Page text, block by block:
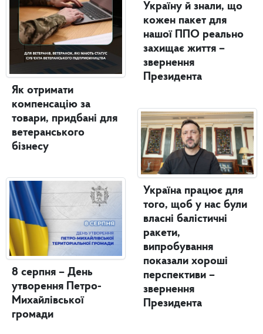
Як отримати
компенсацію за
товари, придбані для
ветеранського
бізнесу
8 серпня – День
утворення Петро-
Михайлівської
громади
Україну й знали, що
кожен пакет для
нашої ППО реально
захищає життя –
звернення
Президента
Україна працює для
того, щоб у нас були
власні балістичні
ракети,
випробування
показали хороші
перспективи –
звернення
Президента